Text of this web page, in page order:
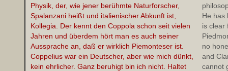
Physik, der, wie jener berühmte Naturforscher,
Spalanzani heißt und italienischer Abkunft ist,
Kollegia. Der kennt den Coppola schon seit vielen
Jahren und überdem hört man es auch seiner
Aussprache an, daß er wirklich Piemonteser ist.
Coppelius war ein Deutscher, aber wie mich dünkt,
kein ehrlicher. Ganz beruhigt bin ich nicht. Haltet
He has
is clear
no
and
cannot